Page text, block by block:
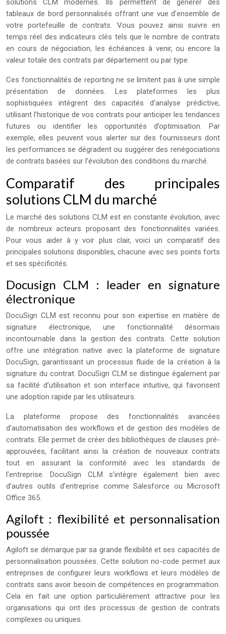
solutions CLM modernes. Ils permettent de générer des
tableaux de bord personnalisés offrant une vue d’ensemble de
votre portefeuille de contrats. Vous pouvez ainsi suivre en
temps réel des indicateurs clés tels que le nombre de contrats
en cours de négociation, les échéances à venir, ou encore la
valeur totale des contrats par département ou par type.
Ces fonctionnalités de reporting ne se limitent pas à une simple
présentation de données. Les plateformes les plus
sophistiquées intègrent des capacités d’analyse prédictive,
utilisant l’historique de vos contrats pour anticiper les tendances
futures ou identifier les opportunités d’optimisation. Par
exemple, elles peuvent vous alerter sur des fournisseurs dont
les performances se dégradent ou suggérer des renégociations
de contrats basées sur l’évolution des conditions du marché.
Comparatif des principales
solutions CLM du marché
Le marché des solutions CLM est en constante évolution, avec
de nombreux acteurs proposant des fonctionnalités variées.
Pour vous aider à y voir plus clair, voici un comparatif des
principales solutions disponibles, chacune avec ses points forts
et ses spécificités.
Docusign CLM : leader en signature
électronique
DocuSign CLM est reconnu pour son expertise en matière de
signature électronique, une fonctionnalité désormais
incontournable dans la gestion des contrats. Cette solution
offre une intégration native avec la plateforme de signature
DocuSign, garantissant un processus fluide de la création à la
signature du contrat. DocuSign CLM se distingue également par
sa facilité d’utilisation et son interface intuitive, qui favorisent
une adoption rapide par les utilisateurs.
La plateforme propose des fonctionnalités avancées
d’automatisation des workflows et de gestion des modèles de
contrats. Elle permet de créer des bibliothèques de clauses pré-
approuvées, facilitant ainsi la création de nouveaux contrats
tout en assurant la conformité avec les standards de
l’entreprise. DocuSign CLM s’intègre également bien avec
d’autres outils d’entreprise comme Salesforce ou Microsoft
Office 365.
Agiloft : flexibilité et personnalisation
poussée
Agiloft se démarque par sa grande flexibilité et ses capacités de
personnalisation poussées. Cette solution no-code permet aux
entreprises de configurer leurs workflows et leurs modèles de
contrats sans avoir besoin de compétences en programmation.
Cela en fait une option particulièrement attractive pour les
organisations qui ont des processus de gestion de contrats
complexes ou uniques.